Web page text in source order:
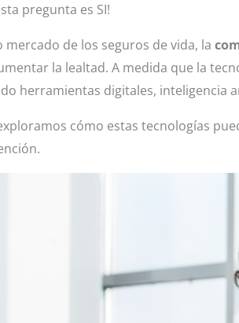
pregunta es SI!
mercado de los seguros de vida, la
la lealtad. A medida que la
herramientas digitales, inteligencia
cómo estas tecnologías